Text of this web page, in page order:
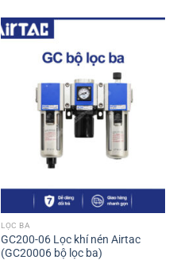
LỌC BA
GC200-06 Lọc khí nén Airtac
(GC20006 bộ lọc ba)